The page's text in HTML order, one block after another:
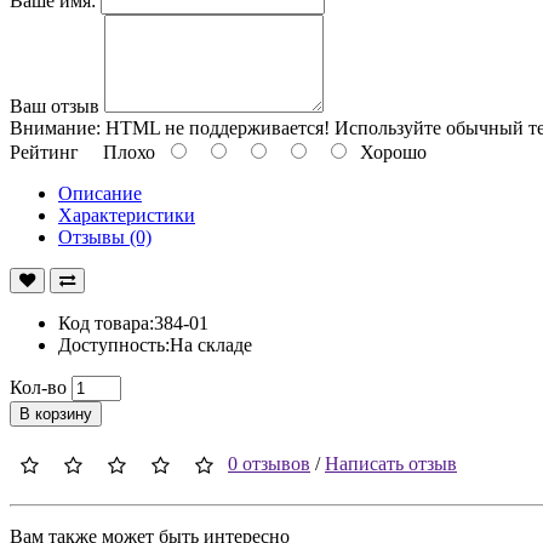
Ваш отзыв
Внимание: HTML не поддерживается! Используйте обычный
Рейтинг Плохо
Хорошо
Описание
Характеристики
Отзывы (0)
Код товара:384-01
Доступность:На складе
Кол-во
В корзину
0 отзывов /Написать отзыв
Вам также может быть интересно